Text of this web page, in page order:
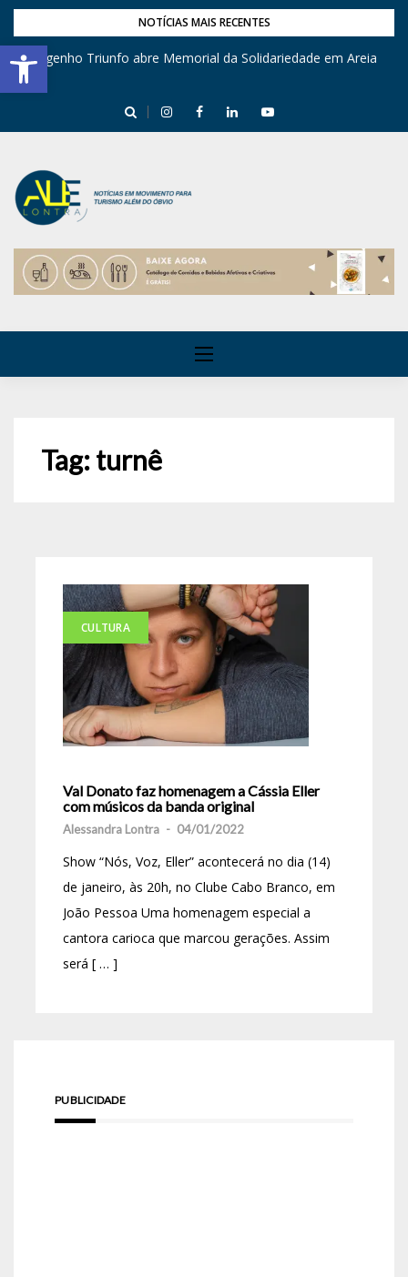
Barra de Ferramentas Aberta
NOTÍCIAS MAIS RECENTES
Engenho Triunfo abre Memorial da Solidariedade em Areia
Tag:turnê
CULTURA
Val Donato faz homenagem a Cássia Eller
com músicos da banda original
Alessandra Lontra - 04/01/2022
Show “Nós, Voz, Eller” acontecerá no dia (14)
de janeiro, às 20h, no Clube Cabo Branco, em
João Pessoa Uma homenagem especial a
cantora carioca que marcou gerações. Assim
será [ … ]
PUBLICIDADE